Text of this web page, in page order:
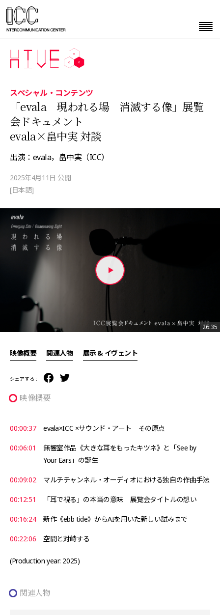
スペシャル・コンテンツ
「evala 現われる場 消滅する像」展覧
会ドキュメント
evala×畠中実 対談
出演：evala，畠中実（ICC）
2025年4月11日 公開
[日本語]
26:35
26:35
映像概要 関連人物 展示 & イヴェント
シェアする :
映像概要
00:00:37 evala×ICC ×サウンド・アート その原点
00:06:01
無響室作品《大きな耳をもったキツネ》と「See by
Your Ears」の誕生
00:09:02 マルチチャンネル・オーディオにおける独自の作曲手法
00:12:51 「耳で視る」の本当の意味 展覧会タイトルの想い
00:16:24 新作《ebb tide》からAIを用いた新しい試みまで
00:22:06 空間と対峙する
(Production year: 2025)
関連人物